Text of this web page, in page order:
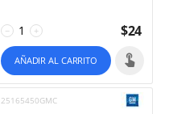
+
− $24
AÑADIR AL CARRITO
25165450GMC